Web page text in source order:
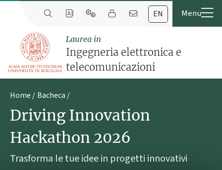
EN
Laurea in
Ingegneria elettronica e
telecomunicazioni
Home Bacheca
Driving Innovation
Hackathon 2026
Trasforma le tue idee in progetti innovativi